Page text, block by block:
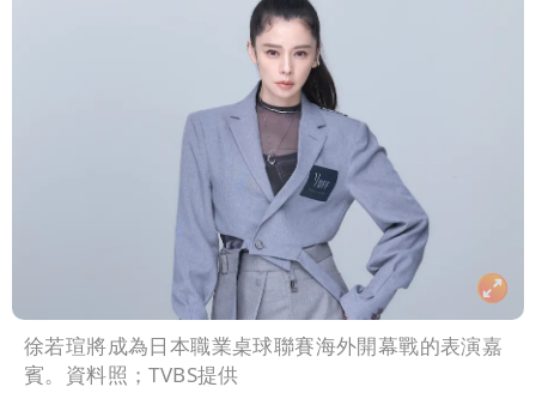
徐若瑄將成為日本職業桌球聯賽海外開幕戰的表演嘉
賓。資料照；TVBS提供